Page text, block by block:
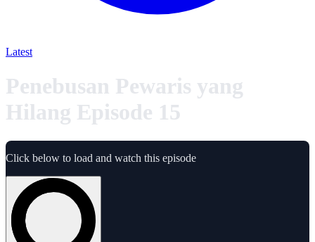
Latest
Penebusan Pewaris yang
Hilang Episode 15
Click below to load and watch this episode